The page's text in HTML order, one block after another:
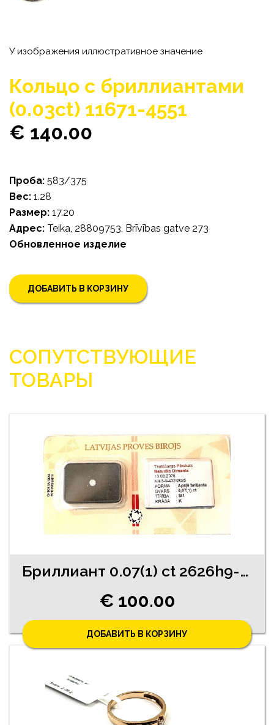
У изображения иллюстративное значение
Кольцо с бриллиантами
(0.03ct) 11671-4551
€ 140.00
Проба: 583/375
Bес: 1.28
Pазмер: 17.20
Адрес: Teika, 28809753, Brīvības gatve 273
Обновленное изделие
ДОБАВИТЬ В КОРЗИНУ
СОПУТСТВУЮЩИЕ
ТОВАРЫ
Бриллиант 0.07(1) ct 2626h9-0941
€ 100.00
ДОБАВИТЬ В КОРЗИНУ